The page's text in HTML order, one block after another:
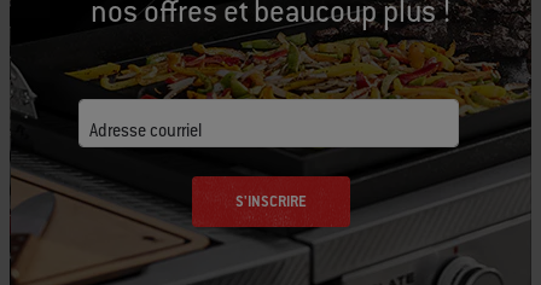
55 grammes de fromage de chèvre frais
émietté
PRINT THIS LIST
nos offres et beaucoup plus !
Adresse courriel
S'INSCRIRE